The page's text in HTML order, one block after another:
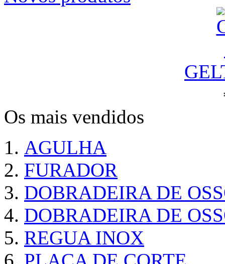
Os mais vendidos
AGULHA
FURADOR
DOBRADEIRA DE
DOBRADEIRA DE
REGUA INOX